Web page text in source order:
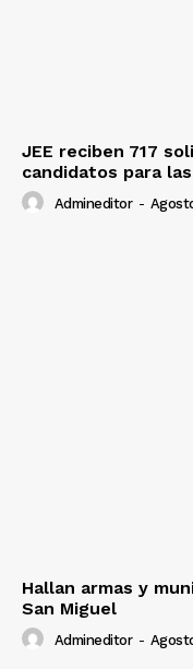
JEE reciben 717
candidatos para las
Admineditor -
Hallan armas y
San Miguel
Admineditor -